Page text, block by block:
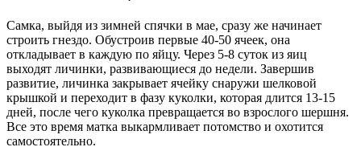
Самка, выйдя из зимней спячки в мае, сразу же начинает
строить гнездо. Обустроив первые 40-50 ячеек, она
откладывает в каждую по яйцу. Через 5-8 суток из яиц
выходят личинки, развивающиеся до недели. Завершив
развитие, личинка закрывает ячейку снаружи шелковой
крышкой и переходит в фазу куколки, которая длится 13-15
дней, после чего куколка превращается во взрослого шершня.
Все это время матка выкармливает потомство и охотится
самостоятельно.